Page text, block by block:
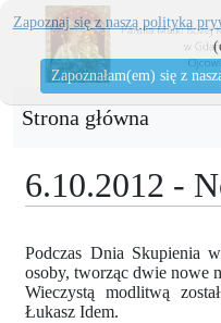
Strona główna
6.10.2012 -
Podczas Dnia Skupienia
osoby, tworząc dwie nowe
Wieczystą modlitwą
Łukasz Idem.
Zapoznaj się z naszą polityka
Zapoznałam(em) się z